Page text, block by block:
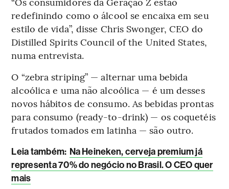
redefinindo como o álcool se encaixa em seu
estilo de vida”, disse Chris Swonger, CEO do
Distilled Spirits Council of the United States,
numa entrevista.
O “zebra striping” — alternar uma bebida
alcoólica e uma não alcoólica — é um desses
novos hábitos de consumo. As bebidas prontas
para consumo (ready-to-drink) — os coquetéis
frutados tomados em latinha — são outro.
Leia também: Na Heineken, cerveja premium já
representa 70% do negócio no Brasil. O CEO quer
mais